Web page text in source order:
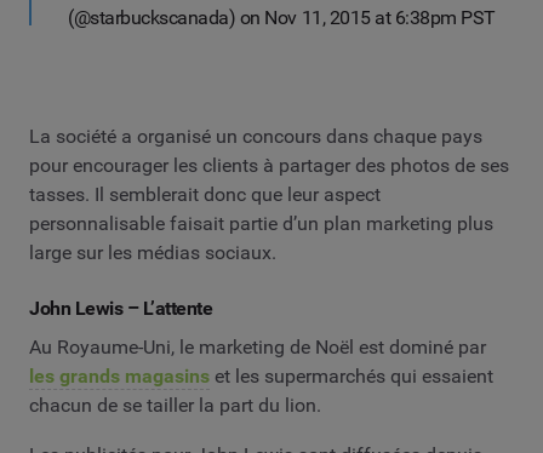
(@starbuckscanada) on Nov 11, 2015 at 6:38pm PST
La société a organisé un concours dans chaque pays
pour encourager les clients à partager des photos de ses
tasses. Il semblerait donc que leur aspect
personnalisable faisait partie d’un plan marketing plus
large sur les médias sociaux.
John Lewis – L’attente
Au Royaume-Uni, le marketing de Noël est dominé par
les grands magasins et les supermarchés qui essaient
chacun de se tailler la part du lion.